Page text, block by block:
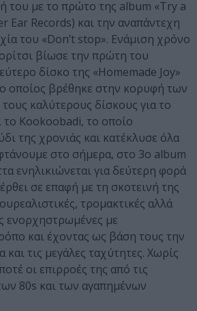
του με το πρώτο της album «Try a
Ear Records) και την αναπάντεχη
του «Don’t stop». Ενάμιση χρόνο
βίωσε την πρώτη του
δίσκο της «Homemade Joy»
οποίος βρέθηκε στην κορυφή των
καλύτερους δίσκους για το
το Kookoobadi, το οποίο
της χρονιάς και κατέκλυσε όλα
στο σήμερα, στο 3ο album
ενηλικιώνεται για δεύτερη φορά
σε επαφή με τη σκοτεινή της
τρομακτικές αλλά
ενορχηστρωμένες με
και έχοντας ως βάση τους την
τις μεγάλες ταχύτητες. Χωρίς
οι επιρροές της από τις
80s και των αγαπημένων